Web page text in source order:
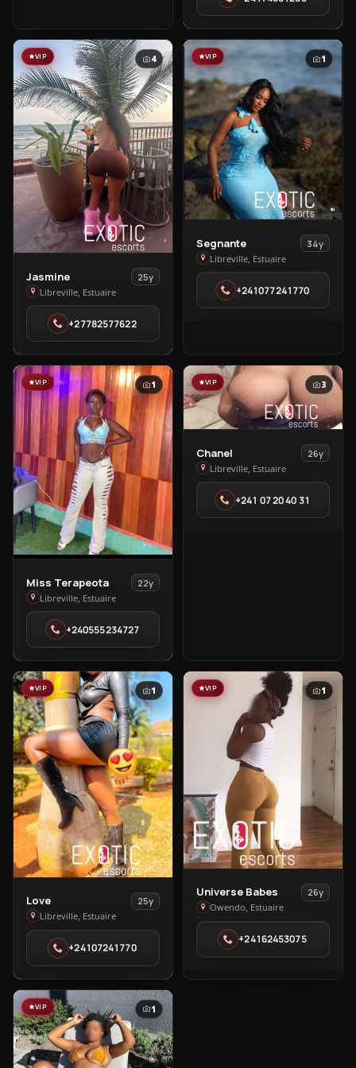
Libreville
VIP 4
View
Jasmine
in
Libreville
Jasmine
25y
Libreville, Estuaire
+27782577622
VIP 1
View
Segnante
in
Libreville
Segnante
34y
Libreville, Estuaire
+241077241770
VIP 1
View
Miss
Terapeota
Libreville
Miss Terapeota
22y
Libreville, Estuaire
+240555234727
VIP 3
View
Chanel
in
Libreville
Chanel
26y
Libreville, Estuaire
+241 07 20 40 31
VIP 1
View
Love
in
Libreville
Love
25y
Libreville, Estuaire
+24107241770
VIP 1
View
Universe
Babes
Owendo
Universe Babes
26y
Owendo, Estuaire
+24162453075
VIP 1